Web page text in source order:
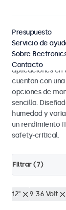
Monitores
Monitores y
los estándares
aplicaciones en
cuentan con
opciones de
sencilla.
humedad y
un rendimiento
safety-critical.
Filtrar (7)
12" 9-36 Volt
Presupuesto
Servicio de
Sobre
Contacto